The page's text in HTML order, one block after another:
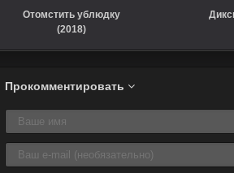
Отомстить ублюдку
(2018)
Прокомментировать